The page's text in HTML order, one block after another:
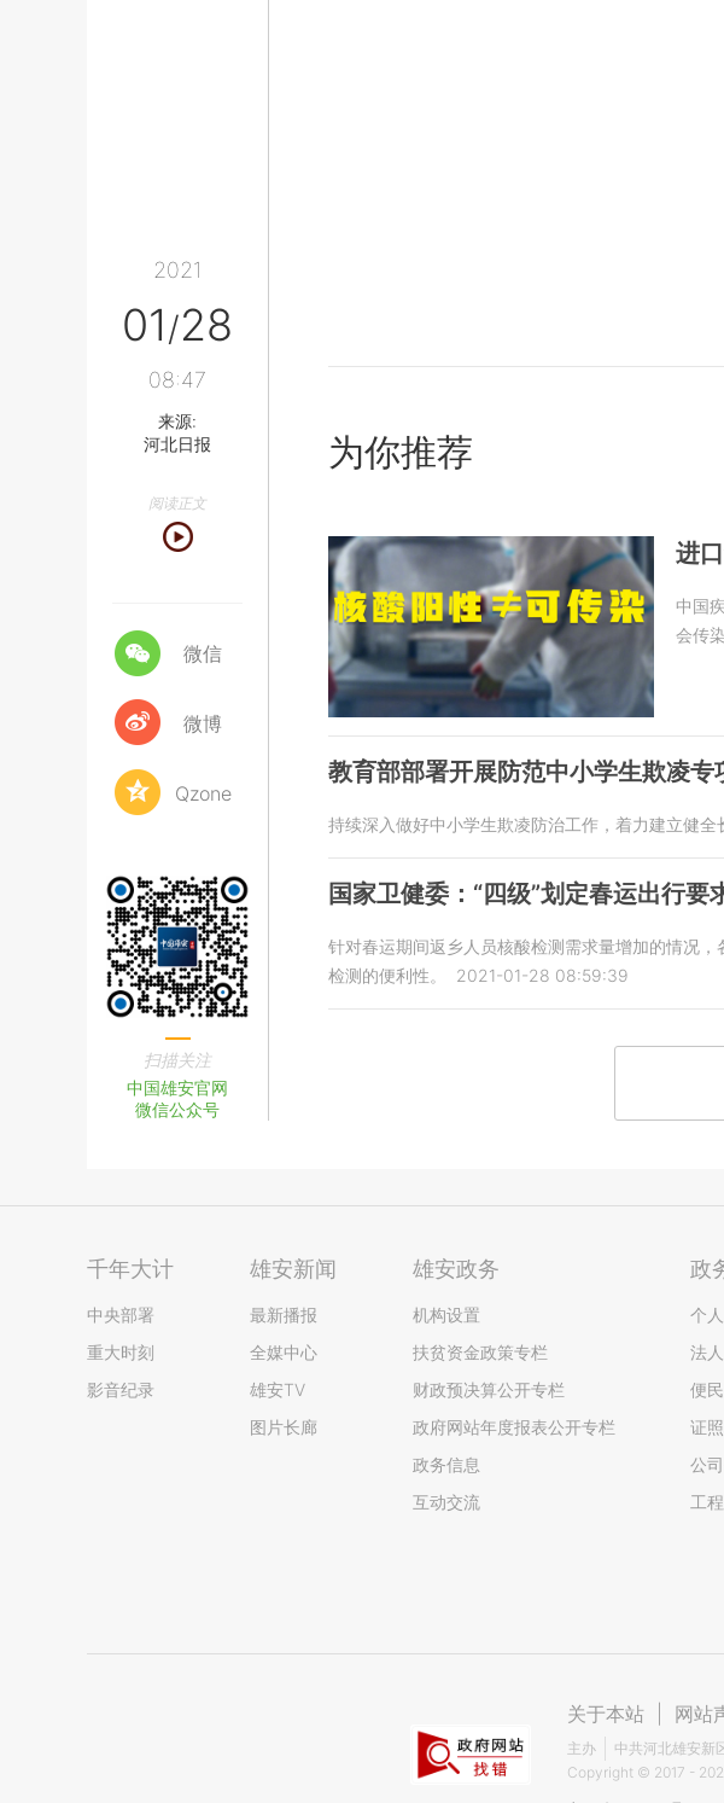
2021
01/28
08:47
来源:
河北日报
阅读正文
微信
微博
Qzone
扫描关注
中国雄安官网
微信公众号
为你推荐
进
中国
会传染
教育部部署开展防范中小学生欺凌专
持续深入做好中小学生欺凌防治工作，着力建立健全
国家卫健委：“四级”划定春运出行要
针对春运期间返乡人员核酸检测需求量增加的情况
检测的便利性。
2021-01-28 08:59:39
千年大计
中央部署
重大时刻
影音纪录
雄安新闻
最新播报
全媒中心
雄安TV
图片长廊
雄安政务
机构设置
扶贫资金政策专栏
财政预决算公开专栏
政府网站年度报表公开专栏
政务信息
互动交流
政
个
法
便
证
公
工
关于本站 网站
主办
中共河北雄安新
Copyright © 2017 -